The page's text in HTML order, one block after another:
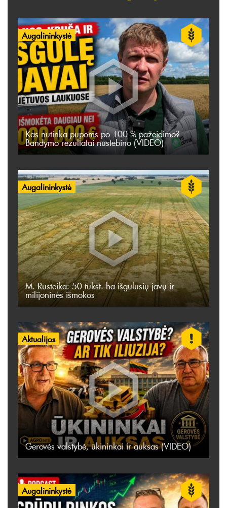
Augalininkystė
Kas nutinka pupoms po 100 % pažeidimo?
Bandymo rezultatai nustebino (VIDEO)
Augalininkystė
M. Rusteika: 50 tūkst. ha išgulusių javų ir
milijoninės išmokos
Aktualijos
Gerovės valstybė, ūkininkai ir auksas (VIDEO)
Augalininkystė